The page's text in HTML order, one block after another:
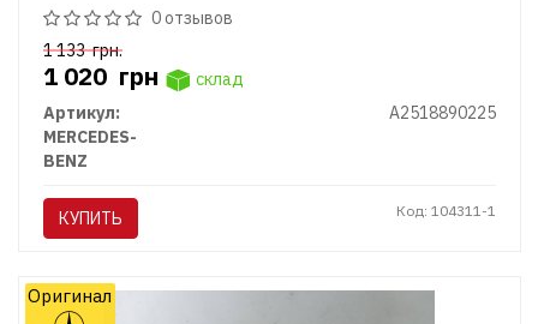
0 отзывов
1 133грн.
1 020 грн
склад
Артикул:
A2518890225
MERCEDES-
BENZ
КУПИТЬ Код: 104311-1
Оригинал